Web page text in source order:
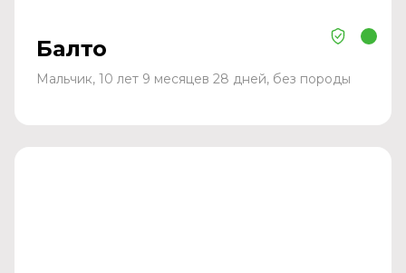
Балто
Мальчик, 10 лет 9 месяцев 28 дней, без породы